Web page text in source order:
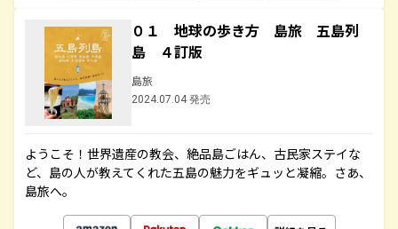
０１ 地球の歩き方 島旅 五島列
島 ４訂版
島旅
2024.07.04 発売
ようこそ！世界遺産の教会、絶品島ごはん、古民家ステイな
ど、島の人が教えてくれた五島の魅力をギュッと凝縮。さあ、
島旅へ。